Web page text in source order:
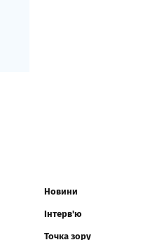
Новини
Інтерв'ю
Точка зору